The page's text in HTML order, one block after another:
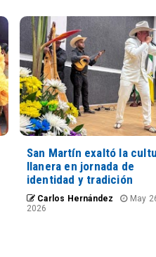
San Martín exaltó la
llanera en jornada de
identidad y tradición
Carlos Hernández
May
2026